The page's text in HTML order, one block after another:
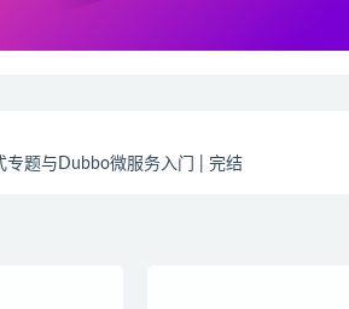
专题与Dubbo微服务入门 | 完结